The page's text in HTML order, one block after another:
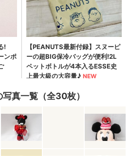
真一覧（全30枚）